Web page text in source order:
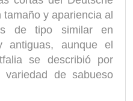
y apariencia al
de tipo similar en
antiguas, aunque el
se describió por
de sabueso